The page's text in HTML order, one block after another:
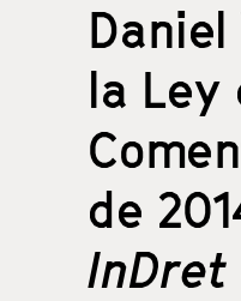
la Ley
de
InDret